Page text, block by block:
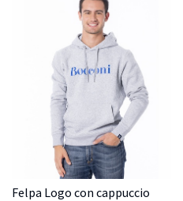
Felpa Logo con cappuccio